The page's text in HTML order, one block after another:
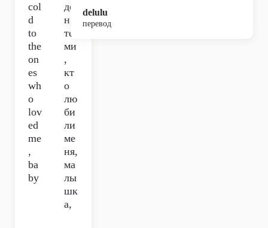
col
d
to
the
on
es
wh
o
lov
ed
me
,
ba
by
де
н с
те
ми
,
кт
о
лю
би
ли
ме
ня,
ма
лы
шк
а,
delulu
перевод